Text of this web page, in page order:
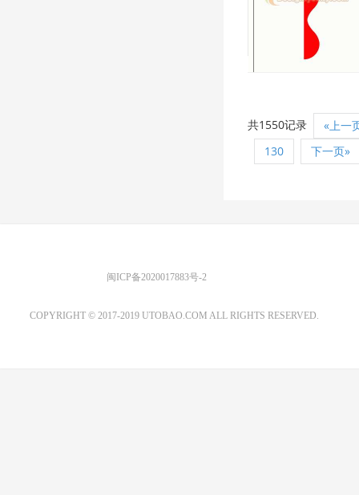
共1550记录
«上一
130
下一页»
闽ICP备2020017883号-2
COPYRIGHT © 2017-2019 UTOBAO.COM ALL RIGHTS RESERVED.